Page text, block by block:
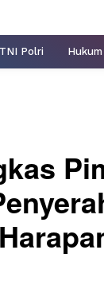
TNI Polri